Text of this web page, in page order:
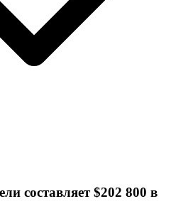
составляет $202 800 в